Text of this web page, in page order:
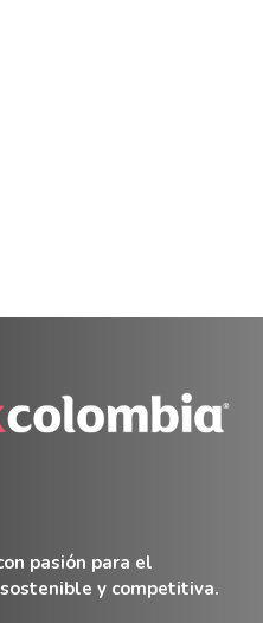
pasión para el
y competitiva.